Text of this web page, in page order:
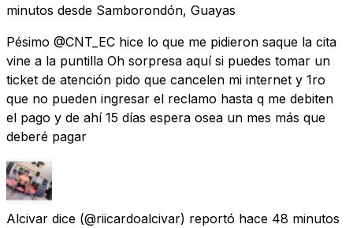
minutos desde Samborondón, Guayas
Pésimo @CNT_EC hice lo que me pidieron saque la cita
vine a la puntilla Oh sorpresa aquí si puedes tomar un
ticket de atención pido que cancelen mi internet y 1ro
que no pueden ingresar el reclamo hasta q me debiten
el pago y de ahí 15 días espera osea un mes más que
deberé pagar
Alcivar dice (@riicardoalcivar) reportó hace 48 minutos